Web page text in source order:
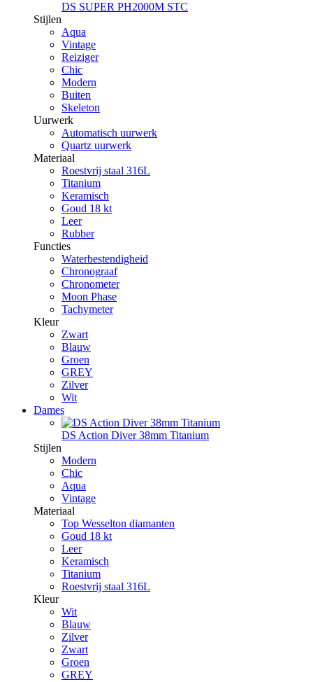
DS SUPER PH2000M STC
Stijlen
Aqua
Vintage
Reiziger
Chic
Modern
Buiten
Skeleton
Uurwerk
Automatisch uurwerk
Quartz uurwerk
Materiaal
Roestvrij staal 316L
Titanium
Keramisch
Goud 18 kt
Leer
Rubber
Functies
Waterbestendigheid
Chronograaf
Chronometer
Moon Phase
Tachymeter
Kleur
Zwart
Blauw
Groen
GREY
Zilver
Wit
Dames
DS Action Diver 38mm Titanium
Stijlen
Modern
Chic
Aqua
Vintage
Materiaal
Top Wesselton diamanten
Goud 18 kt
Leer
Keramisch
Titanium
Roestvrij staal 316L
Kleur
Wit
Blauw
Zilver
Zwart
Groen
GREY